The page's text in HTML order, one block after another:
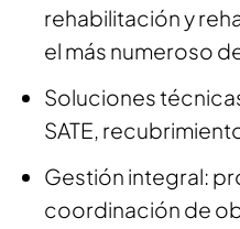
rehabilitación y
el más numeroso
Soluciones
SATE,
Gestión integral:
coordinación de